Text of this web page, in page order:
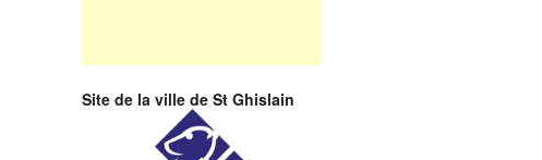
Site de la ville de St Ghislain